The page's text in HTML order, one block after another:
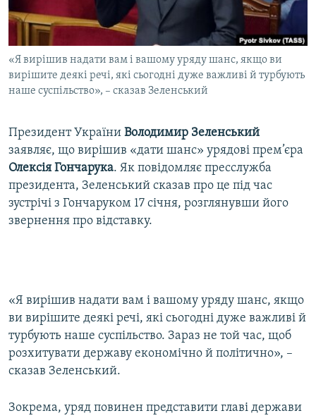
ВІДЕОУРОКИ «ELIFBE»
УКРАЇНСЬКА ПРОБЛЕМА КРИМУ
ІНФОГРАФІКА
Русский
Qırımtatar
ДОЛУЧАЙСЯ!
Усі сайти RFE/RL
«Я вирішив надати вам і вашому уряду шанс, якщо ви
вирішите деякі речі, які сьогодні дуже важливі й турбують
наше суспільство», – сказав Зеленський
Президент України Володимир Зеленський
заявляє, що вирішив «дати шанс» урядові прем’єра
Олексія Гончарука. Як повідомляє пресслужба
президента, Зеленський сказав про це під час
зустрічі з Гончаруком 17 січня, розглянувши його
звернення про відставку.
«Я вирішив надати вам і вашому уряду шанс, якщо
ви вирішите деякі речі, які сьогодні дуже важливі й
турбують наше суспільство. Зараз не той час, щоб
розхитувати державу економічно й політично», –
сказав Зеленський.
Зокрема, уряд повинен представити главі держави